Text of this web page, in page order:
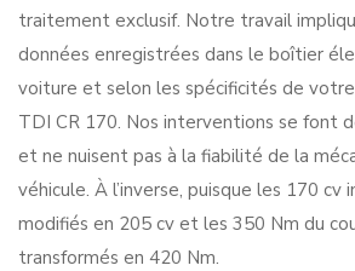
traitement exclusif. Notre travail
données enregistrées dans le boîtier
voiture et selon les spécificités de
TDI CR 170. Nos interventions se font
et ne nuisent pas à la fiabilité de la
véhicule. À l’inverse, puisque les 170 cv
modifiés en 205 cv et les 350 Nm du
transformés en 420 Nm.